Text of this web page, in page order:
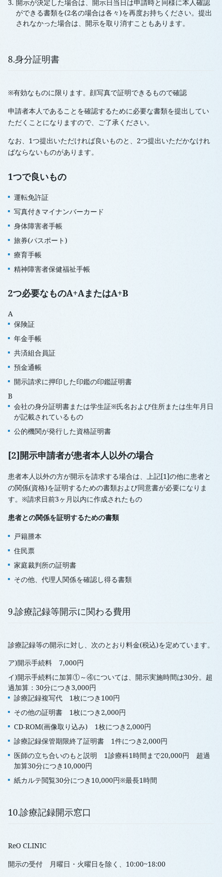
開示が決定した場合は、開示日当日は申請時と同様に本人確認
ができる書類を(2名の場合は各々)を再度お持ちください。提出
されなかった場合は、開示を取り消すこともあります。
8.身分証明書
※有効なものに限ります。顔写真で証明できるもので確認
申請者本人であることを確認するために必要な書類を提出してい
ただくことになりますので、ご了承ください。
なお、1つ提出いただければ良いものと、2つ提出いただかなけれ
ばならないものがあります。
1つで良いもの
運転免許証
写真付きマイナンバーカード
身体障害者手帳
旅券(パスポート)
療育手帳
精神障害者保健福祉手帳
2つ必要なものA+AまたはA+B
A
保険証
年金手帳
共済組合員証
預金通帳
開示請求に押印した印鑑の印鑑証明書
B
会社の身分証明書または学生証※氏名および住所または生年月日
が記載されているもの
公的機関が発行した資格証明書
[2]開示申請者が患者本人以外の場合
患者本人以外の方が開示を請求する場合は、上記[1]の他に患者と
の関係(資格)を証明するための書類および同意書が必要になりま
す。※請求日前3ヶ月以内に作成されたもの
患者との関係を証明するための書類
戸籍謄本
住民票
家庭裁判所の証明書
その他、代理人関係を確認し得る書類
9.診療記録等開示に関わる費用
診療記録等の開示に対し、次のとおり料金(税込)を定めています。
ア)開示手続料 7,000円
イ)開示手続料に加算①～④については、開示実施時間は30分。超
過加算：30分につき3,000円
診療記録複写代 1枚につき100円
その他の証明書 1枚につき2,000円
CD-ROM(画像取り込み) 1枚につき2,000円
診療記録保管期限終了証明書 1件につき2,000円
医師の立ち合いのもと説明 1診療科1時間まで20,000円 超過
加算30分につき10,000円
紙カルテ閲覧30分につき10,000円※最長1時間
10.診療記録開示窓口
ReO CLINIC
開示の受付 月曜日・火曜日を除く、10:00~18:00